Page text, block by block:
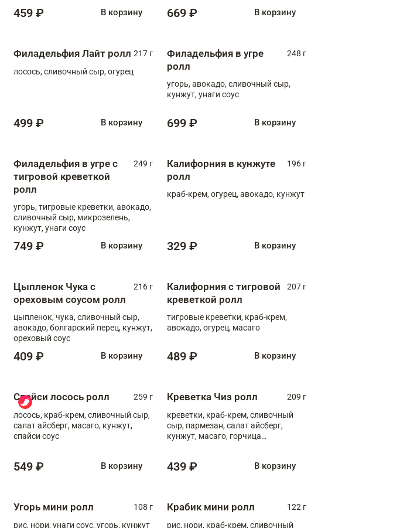
459 ₽ В корзину 669 ₽ В корзину
Филадельфия Лайт ролл 217 г
лосось, сливочный сыр, огурец
499 ₽ В корзину
Филадельфия в угре
ролл
248 г
угорь, авокадо, сливочный сыр,
кунжут, унаги соус
699 ₽ В корзину
Филадельфия в угре с
тигровой креветкой
ролл
249 г
угорь, тигровые креветки, авокадо,
сливочный сыр, микрозелень,
кунжут, унаги соус
749 ₽ В корзину
Калифорния в кунжуте
ролл
196 г
краб-крем, огурец, авокадо, кунжут
329 ₽ В корзину
Цыпленок Чука с
ореховым соусом ролл
216 г
цыпленок, чука, сливочный сыр,
авокадо, болгарский перец, кунжут,
ореховый соус
409 ₽ В корзину
Калифорния с тигровой
креветкой ролл
207 г
тигровые креветки, краб-крем,
авокадо, огурец, масаго
489 ₽ В корзину
Спайси лосось ролл
259 г
лосось, краб-крем, сливочный сыр,
салат айсберг, масаго, кунжут,
спайси соус
549 ₽ В корзину
Креветка Чиз ролл
209 г
креветки, краб-крем, сливочный
сыр, пармезан, салат айсберг,
кунжут, масаго, горчица
439 ₽ В корзину
Угорь мини ролл
108 г
рис, нори, унаги соус, угорь, кунжут
Крабик мини ролл
122 г
рис, нори, краб-крем, сливочный